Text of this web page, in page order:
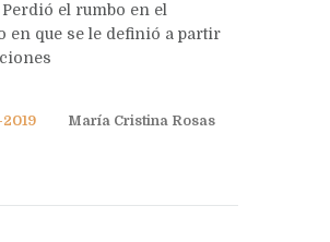
el rumbo en el
en que se le definió a partir
María Cristina Rosas